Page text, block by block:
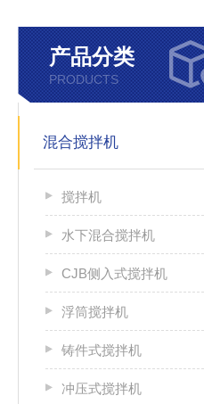
产品分类
PRODUCTS
混合搅拌机
搅拌机
水下混合搅拌机
CJB侧入式搅拌机
浮筒搅拌机
铸件式搅拌机
冲压式搅拌机